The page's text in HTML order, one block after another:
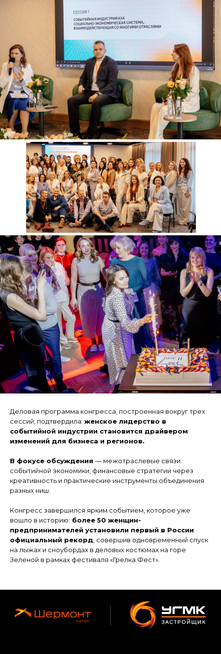
Деловая программа конгресса, построенная вокруг трех
сессий, подтвердила: женское лидерство в
событийной индустрии становится драйвером
изменений для бизнеса и регионов.
В фокусе обсуждения — межотраслевые связи
событийной экономики, финансовые стратегии через
креативность и практические инструменты объединения
разных ниш.
Конгресс завершился ярким событием, которое уже
вошло в историю: более 50 женщин-
предпринимателей установили первый в России
официальный рекорд , совершив одновременный спуск
на лыжах и сноубордах в деловых костюмах на горе
Зеленой в рамках фестиваля «Грелка Фест».